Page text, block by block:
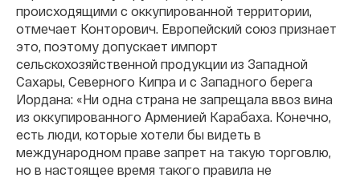
происходящими с оккупированной территории,
отмечает Конторович. Европейский союз признает
это, поэтому допускает импорт
сельскохозяйственной продукции из Западной
Сахары, Северного Кипра и с Западного берега
Иордана: «Ни одна страна не запрещала ввоз вина
из оккупированного Арменией Карабаха. Конечно,
есть люди, которые хотели бы видеть в
международном праве запрет на такую торговлю,
но в настоящее время такого правила не